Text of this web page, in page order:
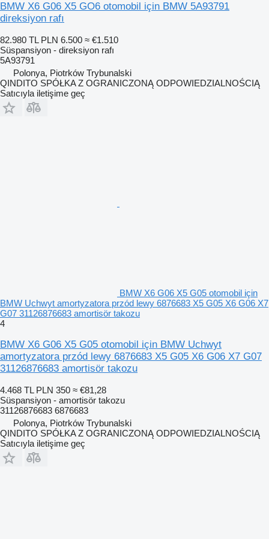
BMW X6 G06 X5 GO6 otomobil için BMW 5A93791
direksiyon rafı
82.980 TL PLN 6.500 ≈ €1.510
Süspansiyon - direksiyon rafı
5A93791
Polonya, Piotrków Trybunalski
QINDITO SPÓŁKA Z OGRANICZONĄ ODPOWIEDZIALNOŚCIĄ
Satıcıyla iletişime geç
BMW X6 G06 X5 G05 otomobil için
BMW Uchwyt amortyzatora przód lewy 6876683 X5 G05 X6 G06 X7
G07 31126876683 amortisör takozu
4
BMW X6 G06 X5 G05 otomobil için BMW Uchwyt
amortyzatora przód lewy 6876683 X5 G05 X6 G06 X7 G07
31126876683 amortisör takozu
4.468 TL PLN 350 ≈ €81,28
Süspansiyon - amortisör takozu
31126876683 6876683
Polonya, Piotrków Trybunalski
QINDITO SPÓŁKA Z OGRANICZONĄ ODPOWIEDZIALNOŚCIĄ
Satıcıyla iletişime geç